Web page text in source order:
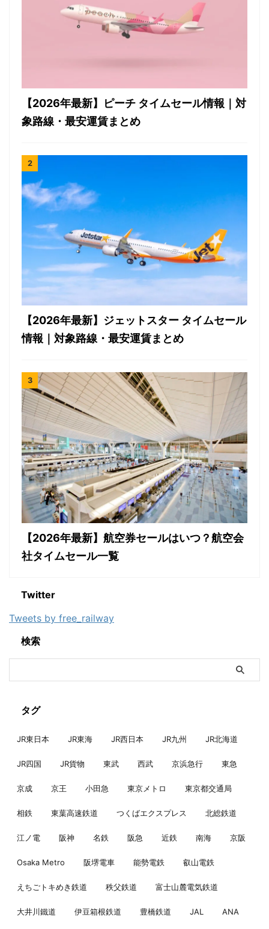
【2026年最新】ピーチ タイムセール情報｜対
象路線・最安運賃まとめ
【2026年最新】ジェットスター タイムセール
情報｜対象路線・最安運賃まとめ
【2026年最新】航空券セールはいつ？航空会
社タイムセール一覧
Twitter
Tweets by free_railway
検索
タグ
JR東日本 JR東海 JR西日本 JR九州 JR北海道
JR四国 JR貨物 東武 西武 京浜急行 東急
京成 京王 小田急 東京メトロ 東京都交通局
相鉄 東葉高速鉄道 つくばエクスプレス 北総鉄道
江ノ電 阪神 名鉄 阪急 近鉄 南海 京阪
Osaka Metro 阪堺電車 能勢電鉄 叡山電鉄
えちごトキめき鉄道 秩父鉄道 富士山麓電気鉄道
大井川鐵道 伊豆箱根鉄道 豊橋鉄道 JAL ANA